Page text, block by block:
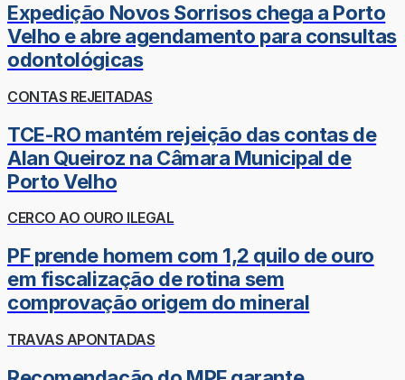
Expedição Novos Sorrisos chega a Porto
Velho e abre agendamento para consultas
odontológicas
CONTAS REJEITADAS
TCE-RO mantém rejeição das contas de
Alan Queiroz na Câmara Municipal de
Porto Velho
CERCO AO OURO ILEGAL
PF prende homem com 1,2 quilo de ouro
em fiscalização de rotina sem
comprovação origem do mineral
TRAVAS APONTADAS